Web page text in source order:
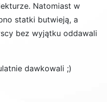
Natomiast w
statki butwieją, a
bez wyjątku oddawali
dawkowali ;)